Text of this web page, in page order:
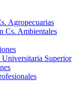
Agropecuarias
Cs. Ambientales
Superior